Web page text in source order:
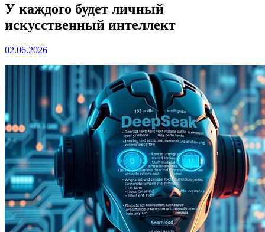
У каждого будет личный
искусственный интеллект
02.06.2026